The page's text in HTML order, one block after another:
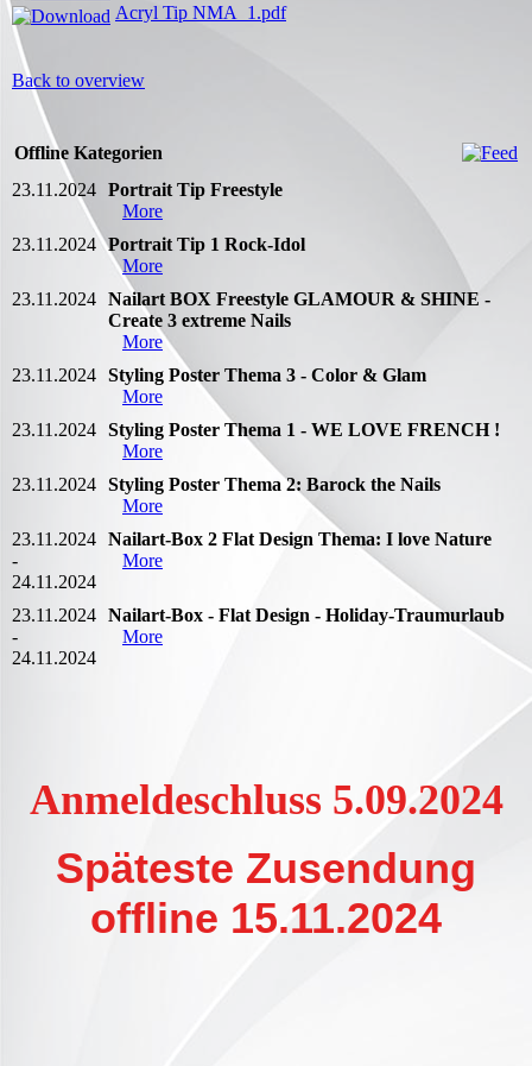
Acryl Tip NMA_1.pdf
Back to overview
Offline Kategorien
23.11.2024 Portrait Tip Freestyle
More
23.11.2024 Portrait Tip 1 Rock-Idol
More
23.11.2024 Nailart BOX Freestyle GLAMOUR & SHINE -
Create 3 extreme Nails
More
23.11.2024 Styling Poster Thema 3 - Color & Glam
More
23.11.2024 Styling Poster Thema 1 - WE LOVE FRENCH !
More
23.11.2024 Styling Poster Thema 2: Barock the Nails
More
23.11.2024
-
24.11.2024
Nailart-Box 2 Flat Design Thema: I love Nature
More
23.11.2024
-
24.11.2024
Nailart-Box - Flat Design - Holiday-Traumurlaub
More
Anmeldeschluss 5.09.2024
Späteste Zusendung
offline 15.11.2024